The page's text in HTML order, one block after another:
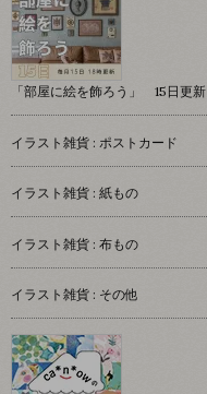
「部屋に絵を飾ろう」 15日更新
イラスト雑貨 : ポストカード
イラスト雑貨 : 紙もの
イラスト雑貨 : 布もの
イラスト雑貨 : その他